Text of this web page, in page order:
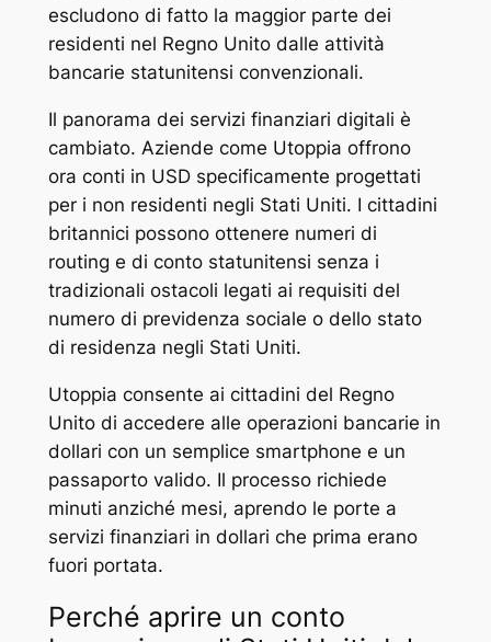
escludono di fatto la maggior parte dei
residenti nel Regno Unito dalle attività
bancarie statunitensi convenzionali.
Il panorama dei servizi finanziari digitali è
cambiato. Aziende come Utoppia offrono
ora conti in USD specificamente progettati
per i non residenti negli Stati Uniti. I cittadini
britannici possono ottenere numeri di
routing e di conto statunitensi senza i
tradizionali ostacoli legati ai requisiti del
numero di previdenza sociale o dello stato
di residenza negli Stati Uniti.
Utoppia consente ai cittadini del Regno
Unito di accedere alle operazioni bancarie in
dollari con un semplice smartphone e un
passaporto valido. Il processo richiede
minuti anziché mesi, aprendo le porte a
servizi finanziari in dollari che prima erano
fuori portata.
Perché aprire un conto